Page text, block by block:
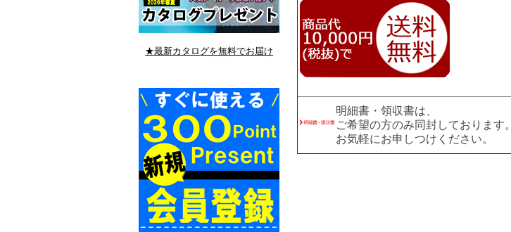
明細書・領収書は、
ご希望の方のみ同封しております。
お気軽にお申しつけください。
★最新カタログを無料でお届け